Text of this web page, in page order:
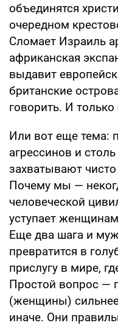
объединятся
очередном
Сломает Израиль
африканская
выдавит
британские
говорить. И
Или вот еще тема:
агрессинов и
захватывают
Почему мы —
человеческой
уступает
Еще два шага и
превратится в
прислугу в мире,
Простой вопрос —
(женщины)
иначе. Они